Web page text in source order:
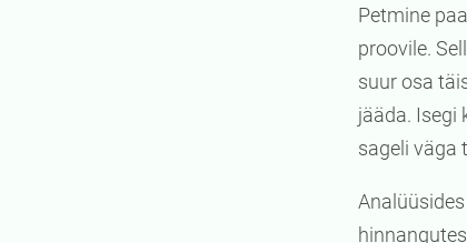
Petmine
proovile.
suur osa
jääda. Isegi
sageli väga